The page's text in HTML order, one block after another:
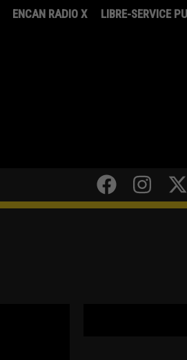
ENCAN RADIO X LIBRE-SERVICE